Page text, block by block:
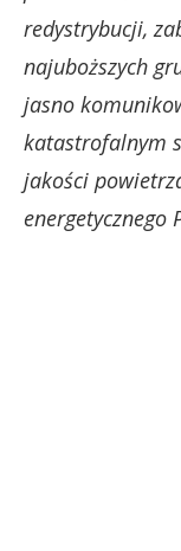
redystrybucji,
najuboższych
jasno
katastrofalnym
jakości
energetycznego